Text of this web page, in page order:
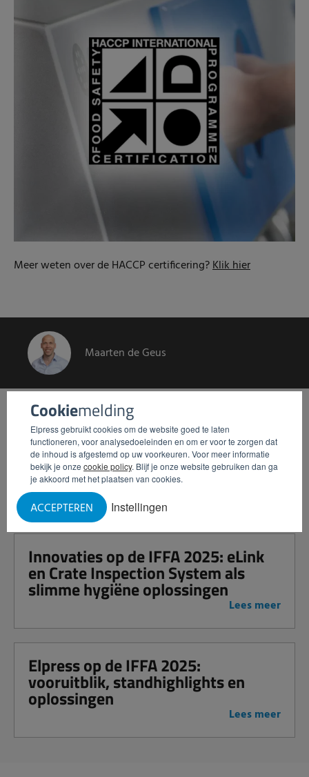
Cookiemelding
Elpress gebruikt cookies om de website goed te laten
functioneren, voor analysedoeleinden en om er voor te zorgen dat
de inhoud is afgestemd op uw voorkeuren. Voor meer informatie
bekijk je onze cookie policy. Blijf je onze website gebruiken dan ga
je akkoord met het plaatsen van cookies.
Instellingen
ACCEPTEREN
Meer weten over de HACCP certificering?Klik hier
Maarten de Geus
Gerelateerde artikelen
Het Vossenbos: samen investeren
in een groene toekomst
Innovaties op de IFFA 2025: eLink
en Crate Inspection System als
slimme hygiëne oplossingen
Lees meer
Elpress op de IFFA 2025:
vooruitblik, standhighlights en
oplossingen
Lees meer